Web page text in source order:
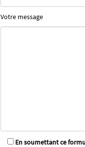
Votre message
En soumettant ce